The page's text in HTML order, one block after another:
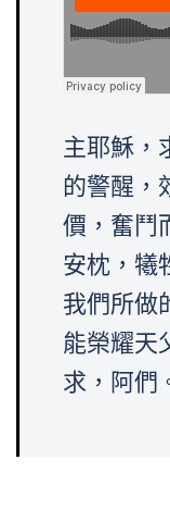
主耶穌，
的警醒，
價，奮鬥
安枕，犧
我們所做
能榮耀天
求，阿們